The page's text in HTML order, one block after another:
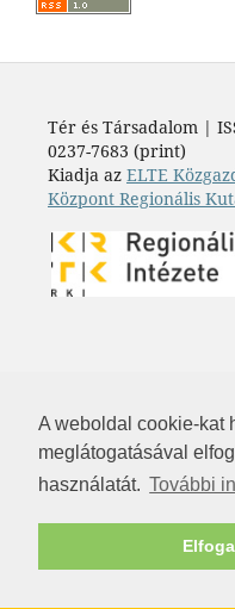
A weboldal cookie-kat
meglátogatásával
használatát. További
Tér és Társadalom |
0237-7683 (print)
Kiadja az ELTE
Központ Regionális